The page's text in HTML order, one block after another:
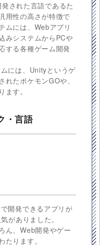
された言語であるた
用性の高さが特徴で
ムには、Webアプリ
みシステムからPCや
する各種ゲーム開発
には、Unityというゲ
れたポケモンGOや、
す。
・言語
開発できるアプリが
がありました。
ん、Web開発やゲー
たります。